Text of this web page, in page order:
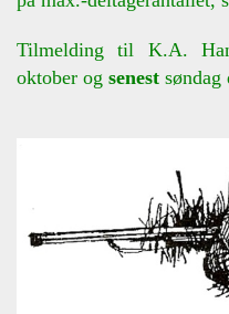
Tilmelding til K.A.
oktober og senest søndag